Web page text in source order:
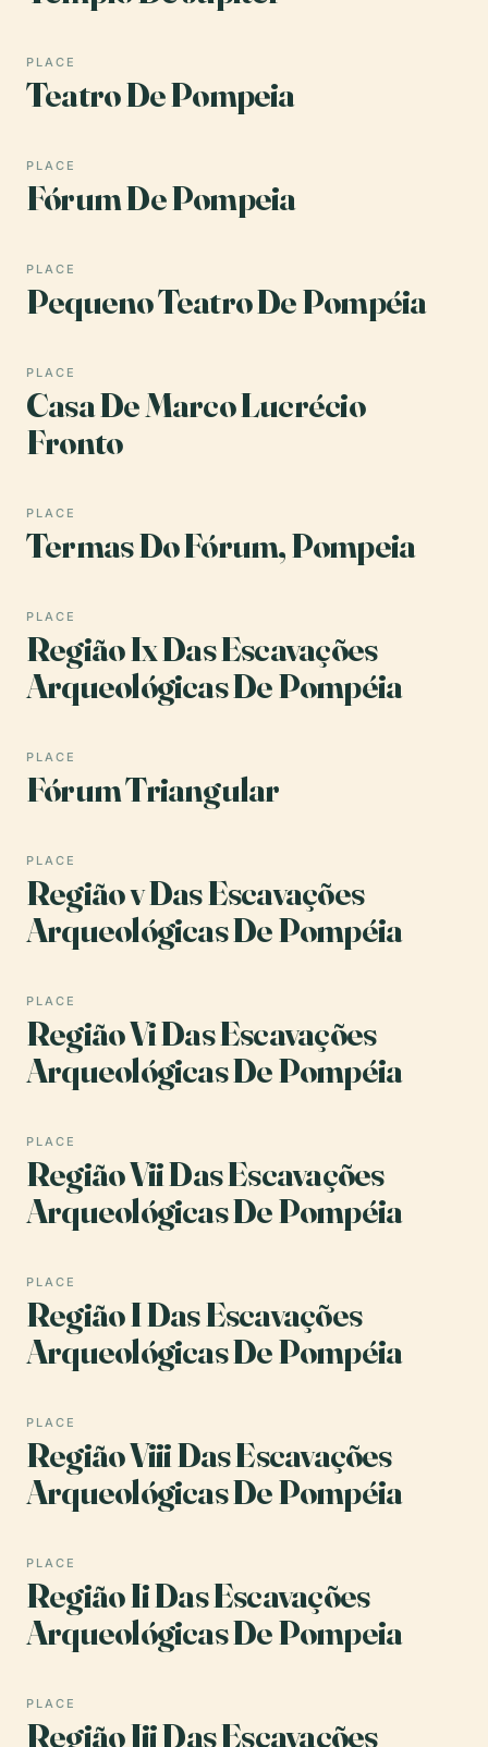
PLACE
Teatro De Pompeia
PLACE
Fórum De Pompeia
PLACE
Pequeno Teatro De Pompéia
PLACE
Casa De Marco Lucrécio
Fronto
PLACE
Termas Do Fórum, Pompeia
PLACE
Região Ix Das Escavações
Arqueológicas De Pompéia
PLACE
Fórum Triangular
PLACE
Região v Das Escavações
Arqueológicas De Pompéia
PLACE
Região Vi Das Escavações
Arqueológicas De Pompéia
PLACE
Região Vii Das Escavações
Arqueológicas De Pompéia
PLACE
Região I Das Escavações
Arqueológicas De Pompéia
PLACE
Região Viii Das Escavações
Arqueológicas De Pompéia
PLACE
Região Ii Das Escavações
Arqueológicas De Pompeia
PLACE
Região Iii Das Escavações